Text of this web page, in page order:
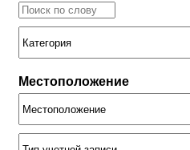
Местоположение